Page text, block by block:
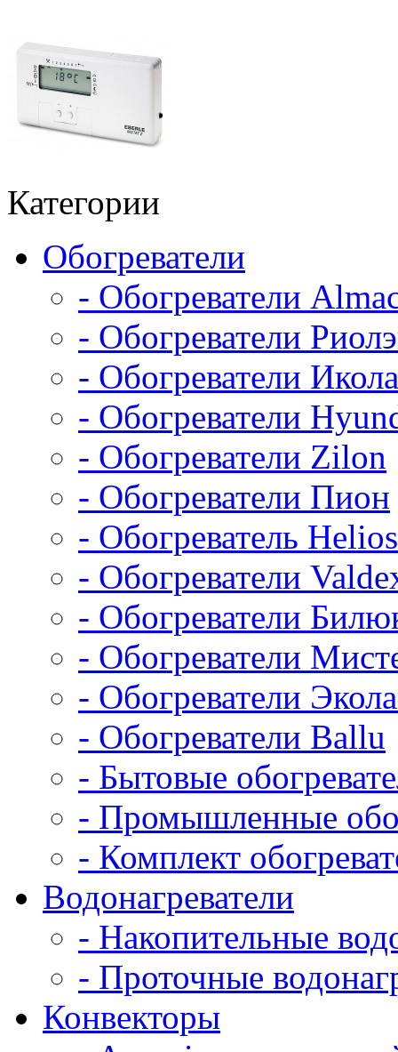
Категории
Обогреватели
- Обогреватели
- Обогреватели
- Обогреватели
- Обогреватели
- Обогреватели Zilon
- Обогреватели Пион
- Обогреватель
- Обогреватели
- Обогреватели
- Обогреватели
- Обогреватели
- Обогреватели Ballu
- Бытовые
- Промышленные
- Комплект
Водонагреватели
- Накопительные
- Проточные
Конвекторы